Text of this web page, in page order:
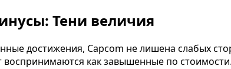
Тени величия
достижения, Capcom не лишена слабых
воспринимаются как завышенные по стоимости.